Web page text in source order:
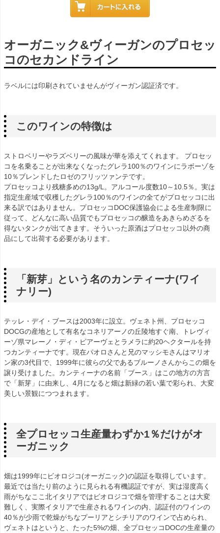
オーガニック&ヴィーガンのプロセッ
コのセカンドライン
ラベルには印刷されていませんがヴィーガン認証済です。
このワインの特徴は
ストロベリーやラズベリーの風味が華を添えてくれます。 プロセッ
コを名乗ることが出来なくなったグレラ100％のワインにラボーゾを
10％ブレンドしたロゼのフリッツァンテです。
プロセッコより残糖多めの13g/L。アルコール度数10～10.5％。実は
指定生産域で収穫したグレラ100％のワインの全てがプロセッコに出
来る訳ではありません。プロセッコDOC保護協会による生産制限に
従って、どんなに高い品質でもプロセッコの醸造をあきらめざるを
得ないタンクが出てきます。そういった原酒はプロセッコ以外の商
品にして出荷する必要があります。
「新芽」という名のカンティーナ(ワイ
ナリー)
テッレ・デイ・ブースは2003年に設立。ヴェネト州、プロセッコ
DOCGの産地として有名なコネリアーノの丘陵地すぐ南、トレヴィ
ーゾ県マレーノ・ディ・ピアーヴェとラメラに約20ヘクタールを持
つカンティーナです。現在パオロさんと兄のマッシモさんはマリオ
ン家の3代目で、1999年に彼らの父であるブルーノさんからこの畑を
譲り受けました。カンティーナの名前「ブース」はこの地方の方言
で「新芽」に由来し、4月になると畑は新緑の若い葉で彩られ、大変
美しい景観につつまれます。
全プロセッコ生産量わずか1％だけがオ
ーガニック
畑は1999年にビオロジコ(オーガニック)の認証を取得しています。
最近では当たり前のように見られる有機認証ですが、実は湿度高く
雨がちなここ北イタリアではビオロジコで畑を管理することは大変
難しく、実際イタリアで生産されるワインの内、認証付のワインの
40％が少雨で乾燥がちなプーリアとシチリアのワインで占められ、
ヴェネトはというと、たった5%の畑、全プロセッコDOCの生産量の